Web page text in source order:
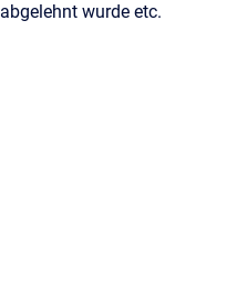
abgelehnt wurde etc.